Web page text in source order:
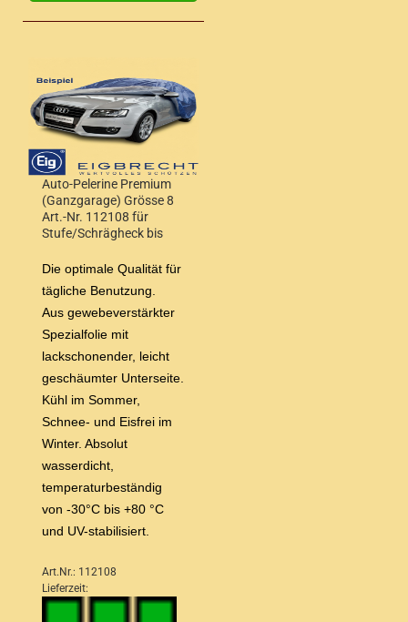
Auto-Pelerine Premium
(Ganzgarage) Grösse 8
Art.-Nr. 112108 für
Stufe/Schrägheck bis
Die optimale Qualität für
tägliche Benutzung.
Aus gewebeverstärkter
Spezialfolie mit
lackschonender, leicht
geschäumter Unterseite.
Kühl im Sommer,
Schnee- und Eisfrei im
Winter. Absolut
wasserdicht,
temperaturbeständig
von -30°C bis +80 °C
und UV-stabilisiert.
Art.Nr.: 112108
Lieferzeit: